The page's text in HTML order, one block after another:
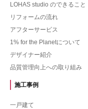
LOHAS studio のできること
リフォームの流れ
アフターサービス
1% for the Planetについて
デザイナー紹介
品質管理向上への取り組み
施工事例
一戸建て